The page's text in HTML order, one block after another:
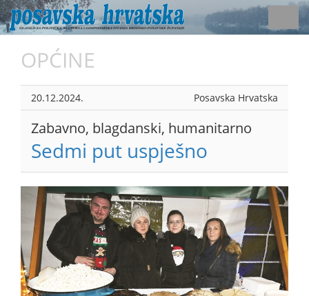
OPĆINE
20.12.2024. Posavska Hrvatska
Zabavno, blagdanski, humanitarno
Sedmi put uspješno